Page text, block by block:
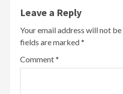
Leave a Reply
Your email address will not be
fields are marked*
Comment*